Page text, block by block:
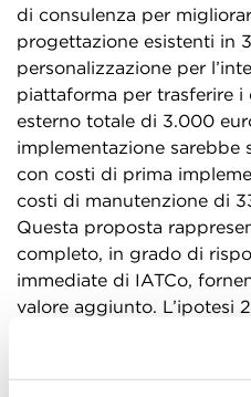
di consulenza per
progettazione esistenti in
personalizzazione per
piattaforma per trasferire i
esterno totale di 3.000
implementazione sarebbe
con costi di prima
costi di manutenzione di
Questa proposta
completo, in grado di
immediate di IATCo,
valore aggiunto. L’ipotesi
aggiungendo i moduli
PLM comprendeva 40
processi e il tempo di